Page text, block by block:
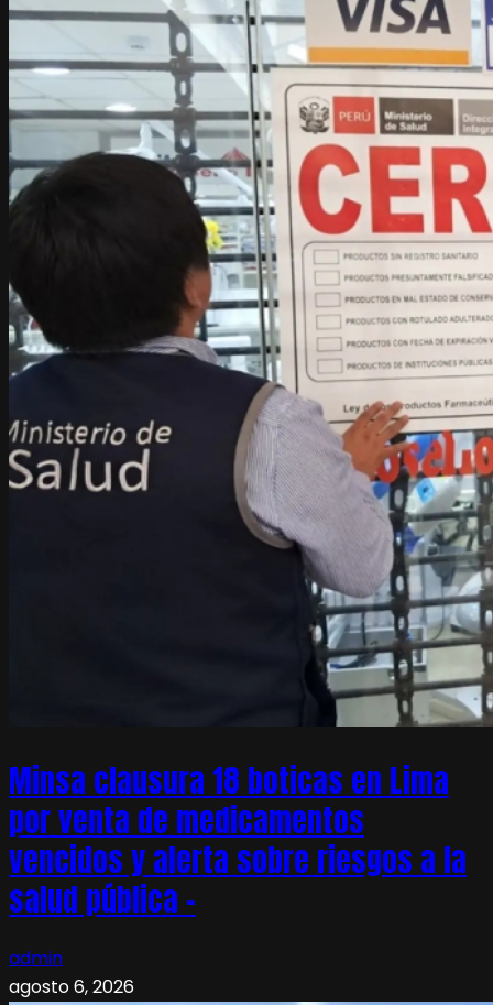
Minsa clausura 18 boticas en Lima
por venta de medicamentos
vencidos y alerta sobre riesgos a la
salud pública –
admin
agosto 6, 2026